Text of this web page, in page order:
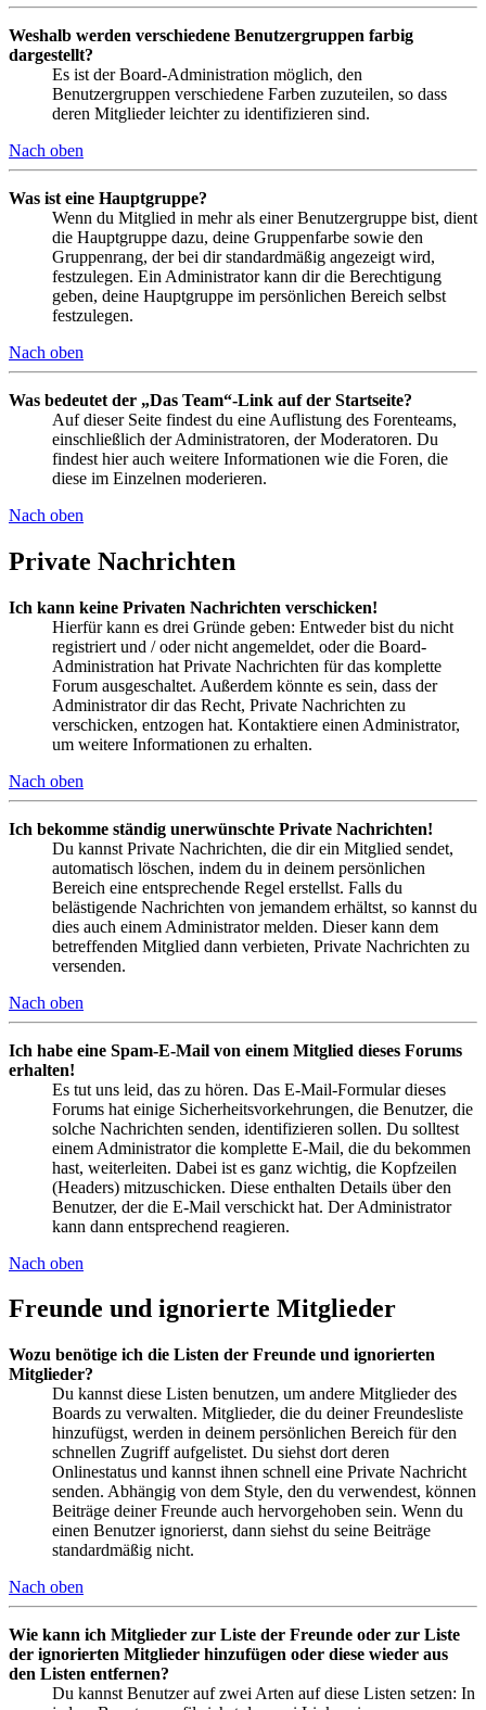
Weshalb werden verschiedene Benutzergruppen farbig
dargestellt?
Es ist der Board-Administration möglich, den
Benutzergruppen verschiedene Farben zuzuteilen, so dass
deren Mitglieder leichter zu identifizieren sind.
Nach oben
Was ist eine Hauptgruppe?
Wenn du Mitglied in mehr als einer Benutzergruppe bist, dient
die Hauptgruppe dazu, deine Gruppenfarbe sowie den
Gruppenrang, der bei dir standardmäßig angezeigt wird,
festzulegen. Ein Administrator kann dir die Berechtigung
geben, deine Hauptgruppe im persönlichen Bereich selbst
festzulegen.
Nach oben
Was bedeutet der „Das Team“-Link auf der Startseite?
Auf dieser Seite findest du eine Auflistung des Forenteams,
einschließlich der Administratoren, der Moderatoren. Du
findest hier auch weitere Informationen wie die Foren, die
diese im Einzelnen moderieren.
Nach oben
Private Nachrichten
Ich kann keine Privaten Nachrichten verschicken!
Hierfür kann es drei Gründe geben: Entweder bist du nicht
registriert und / oder nicht angemeldet, oder die Board-
Administration hat Private Nachrichten für das komplette
Forum ausgeschaltet. Außerdem könnte es sein, dass der
Administrator dir das Recht, Private Nachrichten zu
verschicken, entzogen hat. Kontaktiere einen Administrator,
um weitere Informationen zu erhalten.
Nach oben
Ich bekomme ständig unerwünschte Private Nachrichten!
Du kannst Private Nachrichten, die dir ein Mitglied sendet,
automatisch löschen, indem du in deinem persönlichen
Bereich eine entsprechende Regel erstellst. Falls du
belästigende Nachrichten von jemandem erhältst, so kannst du
dies auch einem Administrator melden. Dieser kann dem
betreffenden Mitglied dann verbieten, Private Nachrichten zu
versenden.
Nach oben
Ich habe eine Spam-E-Mail von einem Mitglied dieses Forums
erhalten!
Es tut uns leid, das zu hören. Das E-Mail-Formular dieses
Forums hat einige Sicherheitsvorkehrungen, die Benutzer, die
solche Nachrichten senden, identifizieren sollen. Du solltest
einem Administrator die komplette E-Mail, die du bekommen
hast, weiterleiten. Dabei ist es ganz wichtig, die Kopfzeilen
(Headers) mitzuschicken. Diese enthalten Details über den
Benutzer, der die E-Mail verschickt hat. Der Administrator
kann dann entsprechend reagieren.
Nach oben
Freunde und ignorierte Mitglieder
Wozu benötige ich die Listen der Freunde und ignorierten
Mitglieder?
Du kannst diese Listen benutzen, um andere Mitglieder des
Boards zu verwalten. Mitglieder, die du deiner Freundesliste
hinzufügst, werden in deinem persönlichen Bereich für den
schnellen Zugriff aufgelistet. Du siehst dort deren
Onlinestatus und kannst ihnen schnell eine Private Nachricht
senden. Abhängig von dem Style, den du verwendest, können
Beiträge deiner Freunde auch hervorgehoben sein. Wenn du
einen Benutzer ignorierst, dann siehst du seine Beiträge
standardmäßig nicht.
Nach oben
Wie kann ich Mitglieder zur Liste der Freunde oder zur Liste
der ignorierten Mitglieder hinzufügen oder diese wieder aus
den Listen entfernen?
Du kannst Benutzer auf zwei Arten auf diese Listen setzen: In